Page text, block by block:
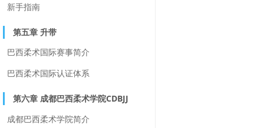
新手指南
第五章 升带
巴西柔术国际赛事简介
巴西柔术国际认证体系
第六章 成都巴西柔术学院CDBJJ
成都巴西柔术学院简介